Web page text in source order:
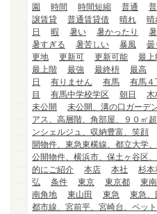
園
時間 時間短縮 普通
譲賃貸
普通賃貸借 晴れ
晴
日
暇 暑い 暑かったり
暑すぎる
暑苦しい 暴風
曇
更地
更新可 更新可能
最上
最上階
最強 最終枡 最高
日
有りません 有馬
有馬４
目
有馬中学校学区 朝日
木
未公開
未公開、溝の口ガーデ
アス、高層階、角部屋、９０㎡
ンシェルジュ、収納豊富、笑顔
開物件、東急東横線、都立大学、
公開物件、横浜市、保土ヶ谷区
的にご紹介
本店 本社
杉本
弘
条件 東京 東京都 東南
南角地
東山田 東急
東急、
都市線、宮前平、宮崎台、ペット